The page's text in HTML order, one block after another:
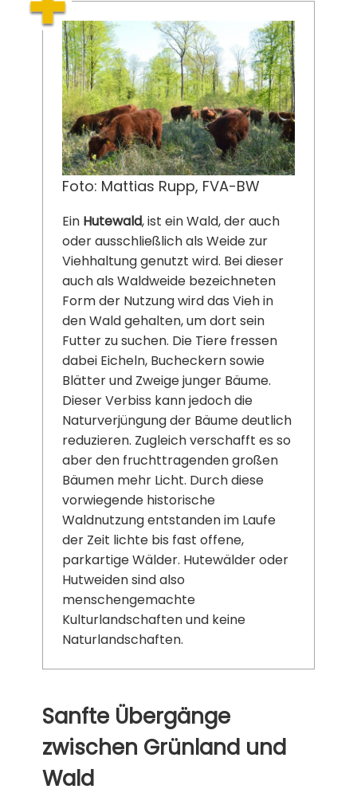
Foto: Mattias Rupp, FVA-BW
Ein Hutewald, ist ein Wald, der auch
oder ausschließlich als Weide zur
Viehhaltung genutzt wird. Bei dieser
auch als Waldweide bezeichneten
Form der Nutzung wird das Vieh in
den Wald gehalten, um dort sein
Futter zu suchen. Die Tiere fressen
dabei Eicheln, Bucheckern sowie
Blätter und Zweige junger Bäume.
Dieser Verbiss kann jedoch die
Naturverjüngung der Bäume deutlich
reduzieren. Zugleich verschafft es so
aber den fruchttragenden großen
Bäumen mehr Licht. Durch diese
vorwiegende historische
Waldnutzung entstanden im Laufe
der Zeit lichte bis fast offene,
parkartige Wälder. Hutewälder oder
Hutweiden sind also
menschengemachte
Kulturlandschaften und keine
Naturlandschaften.
Sanfte Übergänge
zwischen Grünland und
Wald